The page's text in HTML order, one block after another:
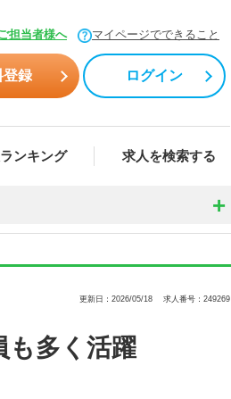
担当者様へ マイページでできること
登録 ログイン
ンキング 求人を検索する
更新日：2026/05/18 求人番号：249269
も多く活躍